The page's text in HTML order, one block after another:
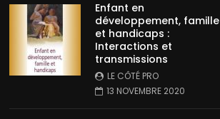
Enfant en
développement, famille
et handicaps :
Interactions et
transmissions
LE CÔTÉ PRO
13 NOVEMBRE 2020